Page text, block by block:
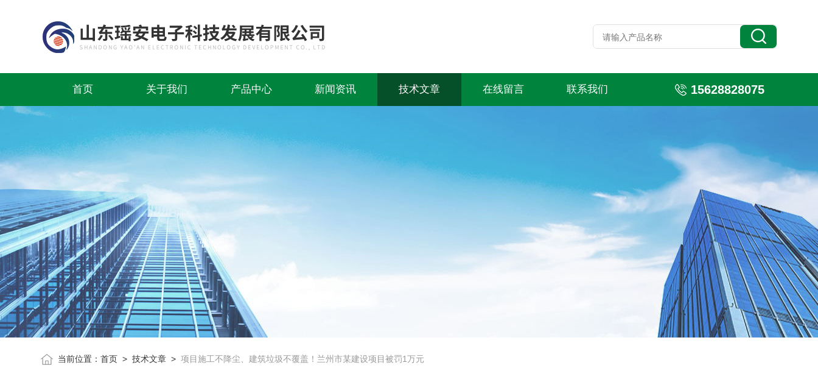
首页 关于我们 产品中心 新闻资讯 技术文章 在线留言 联系我们 15628828075
当前位置：首页 >技术文章 >项目施工不降尘、建筑垃圾不覆盖！兰州市某建设项目被罚1万元